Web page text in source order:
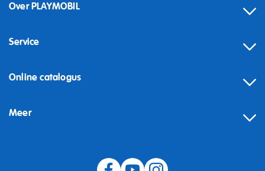
Over PLAYMOBIL
Service
Online catalogus
Meer